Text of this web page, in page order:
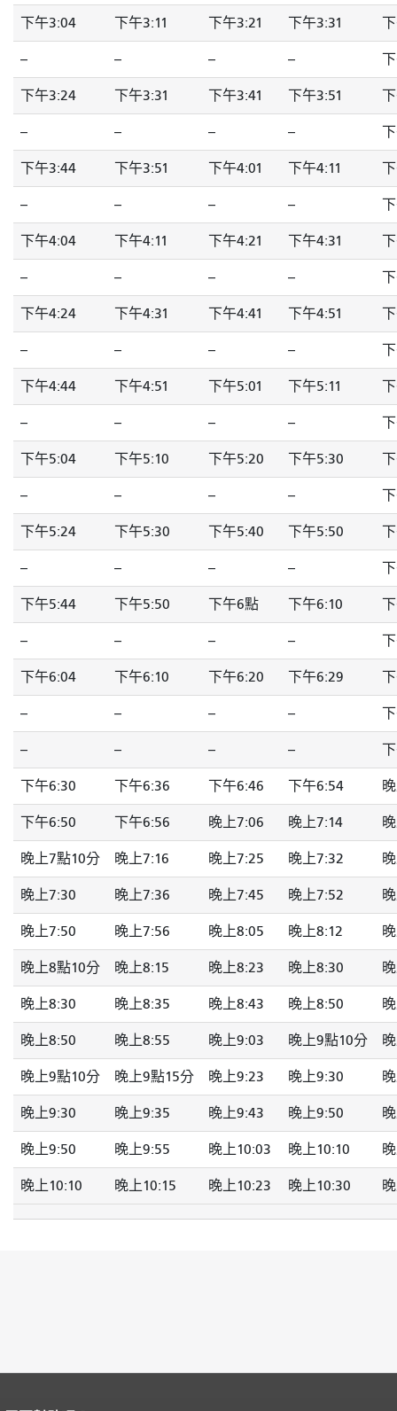
下午3:04 下午3:11 下午3:21 下午3:31
-- -- -- --
下午3:24 下午3:31 下午3:41 下午3:51
-- -- -- --
下午3:44 下午3:51 下午4:01 下午4:11
-- -- -- --
下午4:04 下午4:11 下午4:21 下午4:31
-- -- -- --
下午4:24 下午4:31 下午4:41 下午4:51
-- -- -- --
下午4:44 下午4:51 下午5:01 下午5:11
-- -- -- --
下午5:04 下午5:10 下午5:20 下午5:30
-- -- -- --
下午5:24 下午5:30 下午5:40 下午5:50
-- -- -- --
下午5:44 下午5:50 下午6點 下午6:10
-- -- -- --
下午6:04 下午6:10 下午6:20 下午6:29
-- -- -- --
-- -- -- --
下午6:30 下午6:36 下午6:46 下午6:54
下午6:50 下午6:56 晚上7:06 晚上7:14
晚上7點10分 晚上7:16 晚上7:25 晚上7:32
晚上7:30 晚上7:36 晚上7:45 晚上7:52
晚上7:50 晚上7:56 晚上8:05 晚上8:12
晚上8點10分 晚上8:15 晚上8:23 晚上8:30
晚上8:30 晚上8:35 晚上8:43 晚上8:50
晚上8:50 晚上8:55 晚上9:03 晚上9點10分
晚上9點10分 晚上9點15分 晚上9:23 晚上9:30
晚上9:30 晚上9:35 晚上9:43 晚上9:50
晚上9:50 晚上9:55 晚上10:03 晚上10:10
晚上10:10 晚上10:15 晚上10:23 晚上10:30